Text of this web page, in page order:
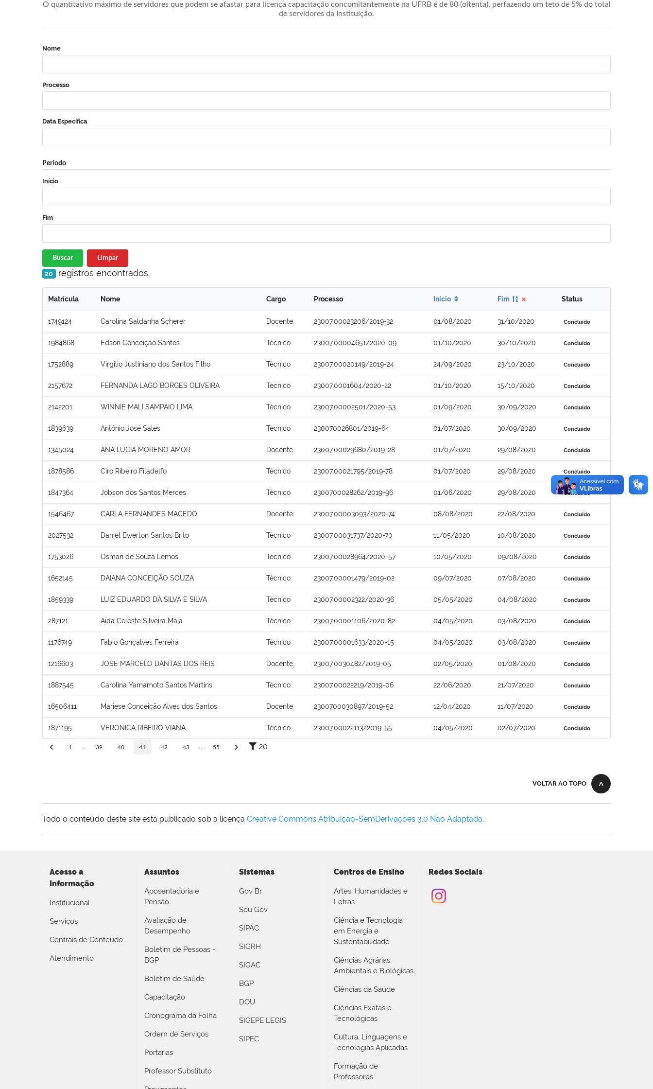
O quantitativo máximo de servidores que podem se afastar para licença capacitação concomitantemente na UFRB é de 80 (oitenta), perfazendo um teto de 5% do total
de servidores da Instituição.
Nome
Processo
Data Específica
Período
Início
Fim
Buscar Limpar
20 registros encontrados.
Matrícula Nome Cargo Processo Início Fim Status
1749124 Carolina Saldanha Scherer Docente 23007.00023206/2019-32 01/08/2020 31/10/2020 Concluído
1984868 Edson Conceição Santos Técnico 23007.00004651/2020-09 01/10/2020 30/10/2020 Concluído
1752889 Virgilio Justiniano dos Santos Filho Técnico 23007.00020149/2019-24 24/09/2020 23/10/2020 Concluído
2157672 FERNANDA LAGO BORGES OLIVEIRA Técnico 23007.0001604/2020-22 01/10/2020 15/10/2020 Concluído
2142201 WINNIE MALI SAMPAIO LIMA Técnico 23007.00002501/2020-53 01/09/2020 30/09/2020 Concluído
1839639 Antônio José Sales Técnico 230070026801/2019-64 01/07/2020 30/09/2020 Concluído
1345024 ANA LUCIA MORENO AMOR Docente 23007.00029680/2019-28 01/07/2020 29/08/2020 Concluído
1878586 Ciro Ribeiro Filadelfo Técnico 23007.00021795/2019-78 01/07/2020 29/08/2020 Concluído
1847364 Jobson dos Santos Merces Técnico 2300700028262/2019-96 01/06/2020 29/08/2020 Concluído
1546467 CARLA FERNANDES MACEDO Docente 23007.00003093/2020-74 08/08/2020 22/08/2020 Concluído
2027532 Daniel Ewerton Santos Brito Técnico 23007.00031737/2020-70 11/05/2020 10/08/2020 Concluído
1753026 Osman de Souza Lemos Técnico 23007.00028964/2020-57 10/05/2020 09/08/2020 Concluído
1652145 DAIANA CONCEIÇÃO SOUZA Técnico 23007.00001479/2019-02 09/07/2020 07/08/2020 Concluído
1859339 LUIZ EDUARDO DA SILVA E SILVA Técnico 23007.00002322/2020-36 05/05/2020 04/08/2020 Concluído
287121 Aida Celeste Silveira Maia Técnico 23007.00001106/2020-82 04/05/2020 03/08/2020 Concluído
1176749 Fabio Gonçalves Ferreira Técnico 23007.00001633/2020-15 04/05/2020 03/08/2020 Concluído
1216603 JOSE MARCELO DANTAS DOS REIS Docente 23007.0030482/2019-05 02/05/2020 01/08/2020 Concluído
1887545 Carolina Yamamoto Santos Martins Técnico 23007.00022219/2019-06 22/06/2020 21/07/2020 Concluído
16506411 Mariese Conceição Alves dos Santos Docente 2300700030897/2019-52 12/04/2020 11/07/2020 Concluído
1871195 VERONICA RIBEIRO VIANA Técnico 23007.00022113/2019-55 04/05/2020 02/07/2020 Concluído
1 39 40 41 42 43 55 20
VOLTAR AO TOPO
Todo o conteúdo deste site está publicado sob a licença Creative Commons Atribuição-SemDerivações 3.0 Não Adaptada.
Acesso a
Informação
Institucional
Serviços
Centrais de Conteúdo
Atendimento
Assuntos
Aposentadoria e
Pensão
Avaliação de
Desempenho
Boletim de Pessoas -
BGP
Boletim de Saúde
Capacitação
Cronograma da Folha
Ordem de Serviços
Portarias
Professor Substituto
Sistemas
Gov Br
Sou Gov
SIPAC
SIGRH
SIGAC
BGP
DOU
SIGEPE LEGIS
SIPEC
Centros de Ensino
Artes, Humanidades e
Letras
Ciência e Tecnologia
em Energia e
Sustentabilidade
Ciências Agrárias,
Ambientais e Biológicas
Ciências da Saúde
Ciências Exatas e
Tecnológicas
Cultura, Linguagens e
Tecnologias Aplicadas
Formação de
Professores
Redes Sociais